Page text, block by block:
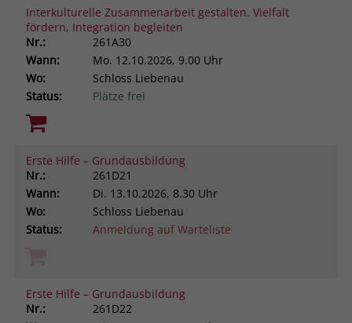
Interkulturelle Zusammenarbeit gestalten. Vielfalt
fördern, Integration begleiten
Nr.:
261A30
Wann:
Mo. 12.10.2026, 9.00 Uhr
Wo:
Schloss Liebenau
Status:
Plätze frei
Erste Hilfe – Grundausbildung
Nr.:
261D21
Wann:
Di. 13.10.2026, 8.30 Uhr
Wo:
Schloss Liebenau
Status:
Anmeldung auf Warteliste
Erste Hilfe – Grundausbildung
Nr.:
261D22